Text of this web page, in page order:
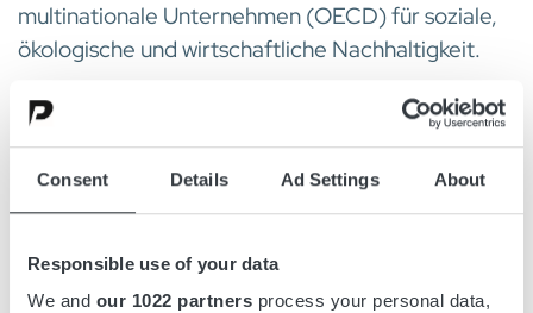
Consent Details Ad Settings About
Responsible use of your data
We and our 1022 partners process your personal data,
multinationale Unternehmen (OECD) für soziale,
ökologische und wirtschaftliche Nachhaltigkeit.
Diese Erwartungen sind in unserem
Verhaltenskodex für Geschäftsbeziehungen
festgehalten.
Lesen Sie hier über unseren Verhaltenskodex für
Geschäftsbeziehungen